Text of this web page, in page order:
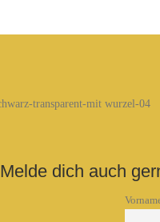
Melde dich auch